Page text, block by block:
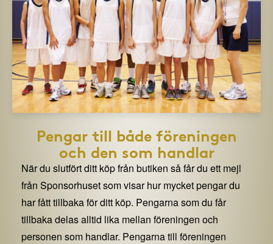
Pengar till både föreningen
och den som handlar
När du slutfört ditt köp från butiken så får du ett mejl
från Sponsorhuset som visar hur mycket pengar du
har fått tillbaka för ditt köp. Pengarna som du får
tillbaka delas alltid lika mellan föreningen och
personen som handlar. Pengarna till föreningen